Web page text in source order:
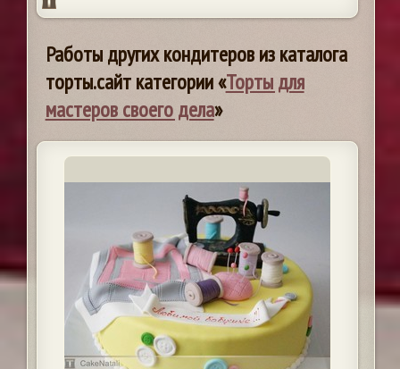
Работы других кондитеров из каталога
торты.сайт категории «Торты для
мастеров своего дела»